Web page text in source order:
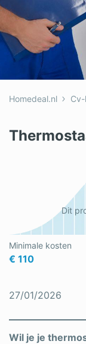
Warmtepomp
Wellness
Overige
Homedeal.nl
Minimale kosten
€ 110
Dit
27/01/2026
Wil je je